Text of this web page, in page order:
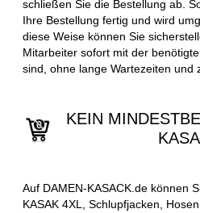
schließen Sie die Bestellung ab.
Ihre Bestellung fertig und wird
diese Weise können Sie
Mitarbeiter sofort mit der
sind, ohne lange Wartezeiten und
KEIN
Auf DAMEN-KASACK.de können
KASAK 4XL, Schlupfjacken,